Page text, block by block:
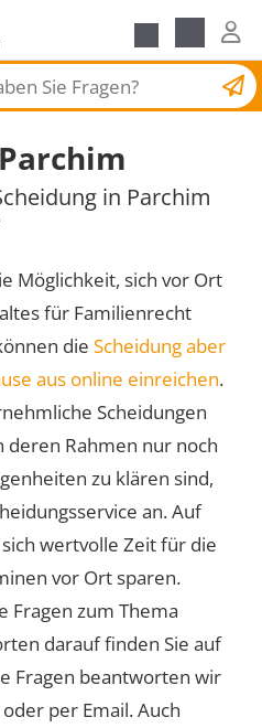
Scheidungsantrag
in Parchim
Möglichkeit, sich vor Ort
für Familienrecht
die Scheidung aber
aus online einreichen.
Scheidungen
deren Rahmen nur noch
zu klären sind,
an. Auf
wertvolle Zeit für die
vor Ort sparen.
Fragen zum Thema
darauf finden Sie auf
Fragen beantworten wir
per Email. Auch